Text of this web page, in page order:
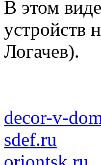
В этом
устройств
Логачев).
decor-v-
sdef.ru